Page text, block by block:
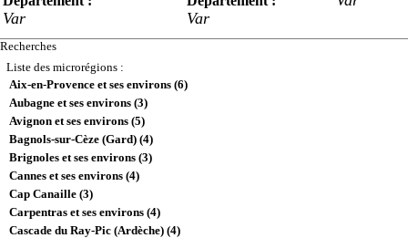
Var Var
Recherches
Liste des microrégions :
Aix-en-Provence et ses environs (6)
Aubagne et ses environs (3)
Avignon et ses environs (5)
Bagnols-sur-Cèze (Gard) (4)
Brignoles et ses environs (3)
Cannes et ses environs (4)
Cap Canaille (3)
Carpentras et ses environs (4)
Cascade du Ray-Pic (Ardèche) (4)